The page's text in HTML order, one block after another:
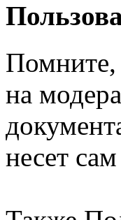
Помните,
на
несет